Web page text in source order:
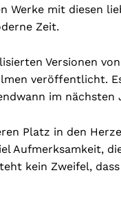
Werke mit diesen
Zeit.
Versionen
veröffentlicht.
im nächsten
Platz in den
Aufmerksamkeit,
kein Zweifel,